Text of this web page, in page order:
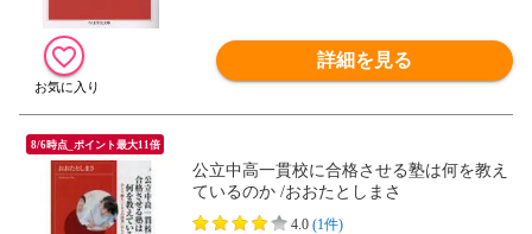
詳細を見る
8/6時点_ポイント最大11倍
公立中高一貫校に合格させる塾は何を教え
ているのか /おおたとしまさ
4.0 (1件)